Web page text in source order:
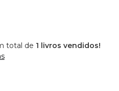
total de 1 livros vendidos!